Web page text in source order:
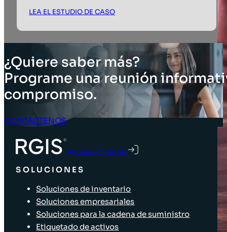
LEA EL ESTUDIO DE CASO
¿Quiere saber más?
Programe una reunión
compromiso.
CONTÁCTENOS
Acceso Clientes
SOLUCIONES
Soluciones de inventario
Soluciones empresariales
Soluciones para la cadena de suministro
Etiquetado de activos